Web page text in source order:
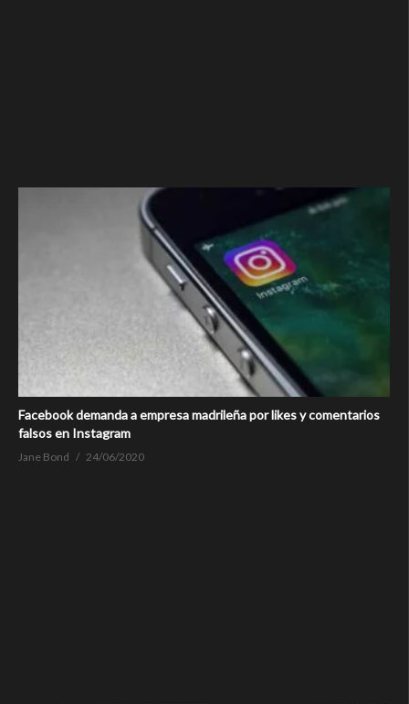
Facebook demanda a empresa madrileña por likes y comentarios
falsos en Instagram
Jane Bond 24/06/2020